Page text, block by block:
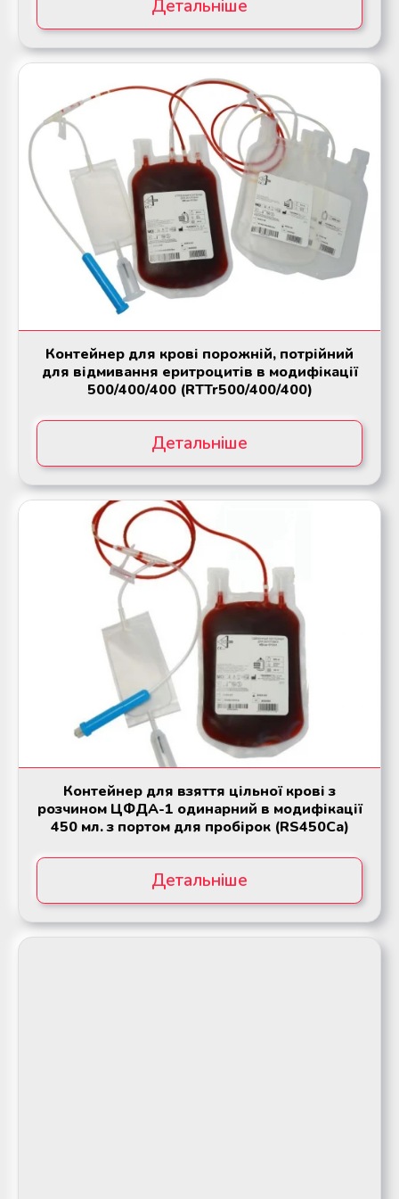
Мобільний пункт забору крові
(Донорський автобус)
Мобільний пункт забору крові
(Донорський автобус)
Детальніше
Контейнер для крові порожній, потрійний
для відмивання еритроцитів в модифікації
500/400/400 (RTTr500/400/400)
Детальніше
Контейнер для взяття цільної крові з
розчином ЦФДА-1 одинарний в модифікації
450 мл. з портом для пробірок (RS450Ca)
Детальніше